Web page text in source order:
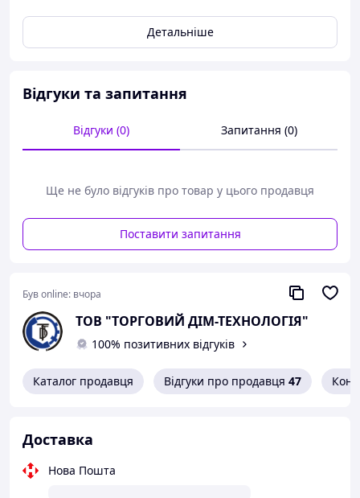
Металевий кріпильний виріб застосовується в вузлах,
системах, які відчувають вібраційні навантаження. За
допомогою язичків, які в монтажному положенні
Шайба виготовляється у 2 виробах з однією лапкою й
Основним матеріалом виготовлення є сталь 08кп,
РОЗМІРИ І КОНСТРУКЦІЯ
Детальніше
Відгуки та запитання
Відгуки (0) Запитання (0)
Ще не було відгуків про товар у цього продавця
Поставити запитання
Був online: вчора
ТОВ "ТОРГОВИЙ ДІМ-ТЕХНОЛОГІЯ"
100% позитивних відгуків
Каталог продавця Відгуки про продавця 47
Доставка
Нова Пошта